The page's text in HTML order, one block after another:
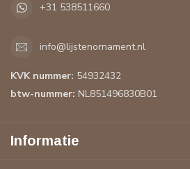
+31 538511660
info@lijstenornament.nl
KVK nummer: 54932432
btw-nummer: NL851496830B01
Informatie